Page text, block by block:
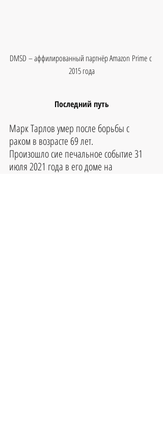
DMSD – аффилированный партнёр Amazon Prime с
2015 года
Последний путь
Марк Тарлов умер после борьбы с
раком в возрасте 69 лет.
Произошло сие печальное событие 31
июля 2021 года в его доме на